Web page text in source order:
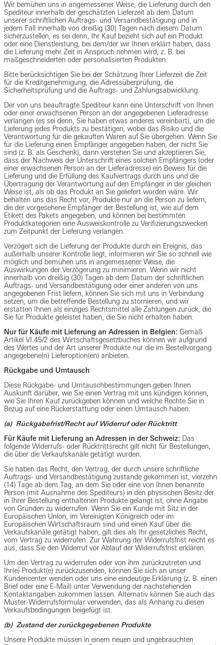
Wir bemühen uns in angemessener Weise, die Lieferung durch den
Spediteur innerhalb der geschätzten Lieferzeit ab dem Datum
unserer schriftlichen Auftrags- und Versandbestätigung und in
jedem Fall innerhalb von dreißig (30) Tagen nach diesem Datum
sicherzustellen, es sei denn, Ihr Kauf bezieht sich auf ein Produkt
oder eine Dienstleistung, bei dem/der wir Ihnen erklärt haben, dass
die Lieferung mehr Zeit in Anspruch nehmen wird, z. B. bei
maßgeschneiderten oder personalisierten Produkten.
Bitte berücksichtigen Sie bei der Schätzung Ihrer Lieferzeit die Zeit
für die Kreditgenehmigung, die Adressüberprüfung, die
Sicherheitsprüfung und die Auftrags- und Zahlungsabwicklung.
Der von uns beauftragte Spediteur kann eine Unterschrift von Ihnen
oder einer erwachsenen Person an der angegebenen Lieferadresse
verlangen (es sei denn, Sie haben etwas anderes vereinbart), um die
Lieferung jedes Produkts zu bestätigen, wobei das Risiko und die
Verantwortung für die gekauften Waren auf Sie übergehen. Wenn Sie
für die Lieferung einen Empfänger angegeben haben, der nicht Sie
sind (z. B. als Geschenk), dann verstehen Sie und akzeptieren Sie,
dass der Nachweis der Unterschrift eines solchen Empfängers (oder
einer erwachsenen Person an der Lieferadresse) ein Beweis für die
Lieferung und die Erfüllung des Kaufvertrags durch uns und die
Übertragung der Verantwortung auf den Empfänger in der gleichen
Weise ist, als ob das Produkt an Sie geliefert worden wäre. Wir
behalten uns das Recht vor, Produkte nur an die Person zu liefern,
die der vorgesehene Empfänger der Bestellung ist, wie auf dem
Etikett des Pakets angegeben, und können bei bestimmten
Produktkategorien eine Ausweiskontrolle zu Verifizierungszwecken
zum Zeitpunkt der Lieferung verlangen.
Verzögert sich die Lieferung der Produkte durch ein Ereignis, das
außerhalb unserer Kontrolle liegt, informieren wir Sie so schnell wie
möglich und bemühen uns in angemessener Weise, die
Auswirkungen der Verzögerung zu minimieren. Wenn wir nicht
innerhalb von dreißig (30) Tagen ab dem Datum der schriftlichen
Auftrags- und Versandbestätigung oder einer anderen von uns
angegebenen Frist liefern, können Sie sich mit uns in Verbindung
setzen, um die betreffende Bestellung zu stornieren, und wir
erstatten Ihnen als einziges Rechtsmittel alle Zahlungen zurück, die
Sie für Produkte geleistet haben, die Sie nicht erhalten haben.
Nur für Käufe mit Lieferung an Adressen in Belgien: Gemäß
Artikel VI.45/2 des Wirtschaftsgesetzbuches können wir aufgrund
des Wertes und der Art unserer Produkte nur die im Bestellvorgang
angegebene(n) Lieferoption(en) anbieten.
Rückgabe und Umtausch
Diese Rückgabe- und Umtauschbestimmungen geben Ihnen
Auskunft darüber, wie Sie einen Vertrag mit uns kündigen können,
wie Sie Ihren Kauf zurückgeben können und welche Rechte Sie in
Bezug auf eine Rückerstattung oder einen Umtausch haben.
(a) Rückgabefrist/Recht auf Widerruf oder Rücktritt
Für Käufe mit Lieferung an Adressen in der Schweiz: Das
folgende Widerrufs- oder Rücktrittsrecht gilt nicht für Bestellungen,
die über die Verkaufskanäle getätigt wurden.
Sie haben das Recht, den Vertrag, der durch unsere schriftliche
Auftrags- und Versandbestätigung zustande gekommen ist, vierzehn
(14) Tage ab dem Tag, an dem Sie oder eine von Ihnen benannte
Person (mit Ausnahme des Spediteurs) in den physischen Besitz der
in Ihrer Bestellung enthaltenen Produkte gelangt ist, ohne Angabe
von Gründen zu widerrufen. Wenn Sie ein Kunde mit Sitz in der
Europäischen Union, im Vereinigten Königreich oder im
Europäischen Wirtschaftsraum sind und einen Kauf über die
Verkaufskanäle getätigt haben, gilt dies als Ihr gesetzliches Recht,
vom Vertrag zu widerrufen. Zur Wahrung der Widerrufsfrist reicht es
aus, dass Sie den Widerruf vor Ablauf der Widerrufsfrist erklären.
Um den Vertrag zu widerrufen oder von ihm zurückzutreten und
Ihr(e) Produkt(e) zurückzusenden, können Sie sich an unser
Kundencenter wenden oder uns eine eindeutige Erklärung (z. B. einen
Brief oder eine E-Mail) unter Verwendung der nachstehenden
Kontaktangaben zukommen lassen. Alternativ können Sie auch das
Muster-Widerrufsformular verwenden, das als Anhang zu diesen
Verkaufsbedingungen beigefügt ist.
(b) Zustand der zurückgegebenen Produkte
Unsere Produkte müssen in einem neuen und ungebrauchten